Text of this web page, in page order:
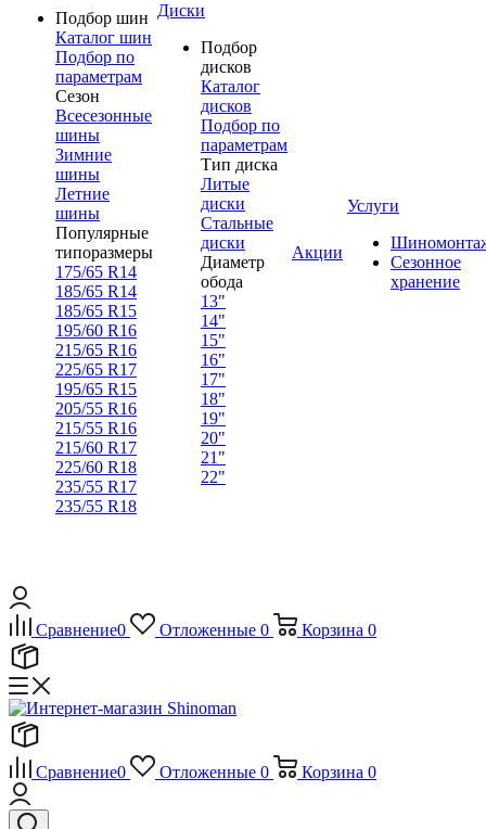
Подбор шин
Каталог шин
Подбор по
параметрам
Сезон
Всесезонные
шины
Зимние
шины
Летние
шины
Популярные
типоразмеры
175/65 R14
185/65 R14
185/65 R15
195/60 R16
215/65 R16
225/65 R17
195/65 R15
205/55 R16
215/55 R16
215/60 R17
225/60 R18
235/55 R17
235/55 R18
Диски
Подбор
дисков
Каталог
дисков
Подбор по
параметрам
Тип диска
Литые
диски
Стальные
диски
Диаметр
обода
13"
14"
15"
16"
17"
18"
19"
20"
21"
22"
Акции
Услуги
Сезонное
хранение
Сравнение0 Отложенные 0 Корзина 0
Сравнение0 Отложенные 0 Корзина 0